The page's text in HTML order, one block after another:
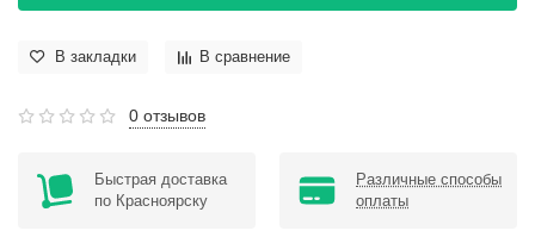
В закладки В сравнение
0 отзывов
Быстрая доставка
по Красноярску
Различные способы
оплаты